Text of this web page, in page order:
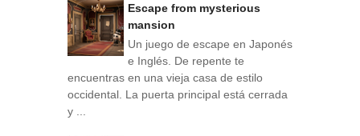
Escape from mysterious
mansion
Un juego de escape en Japonés
e Inglés. De repente te
encuentras en una vieja casa de estilo
occidental. La puerta principal está cerrada
y ...